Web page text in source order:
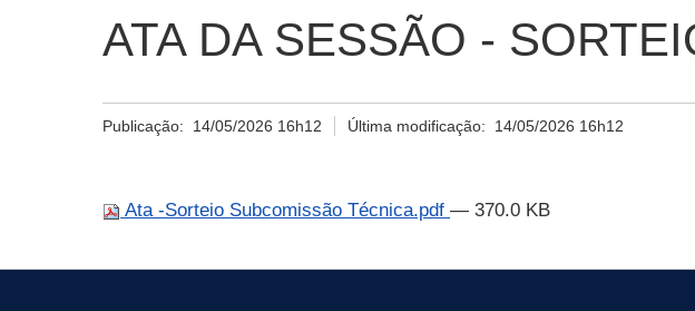
ATA DA SESSÃO -
Publicação: 14/05/2026 16h12 Última modificação: 14/05/2026 16h12
Ata -Sorteio Subcomissão Técnica.pdf — 370.0 KB